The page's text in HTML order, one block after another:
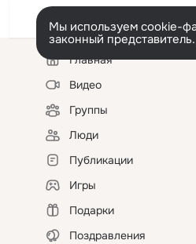
Мы используем cookie-
законный представитель.
Левая
колонкаГлавная
Видео
Группы
Люди
Публикации
Игры
Подарки
Поздравления